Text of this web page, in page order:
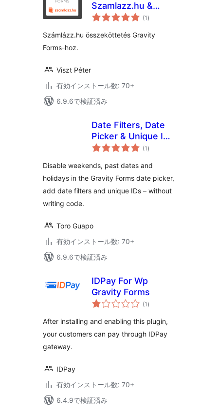
Szamlazz.hu &
Gravity Forms
(1 個
の
価
)
Számlázz.hu összeköttetés Gravity
Forms-hoz.
Viszt Péter
有効インストール数: 70+
6.9.6で検証済み
Date Filters, Date
Picker & Unique IDs
for Gravity Forms –
(1 個
の
価
)
Disable weekends, past dates and
holidays in the Gravity Forms date picker,
add date filters and unique IDs – without
writing code.
Toro Guapo
有効インストール数: 70+
6.9.6で検証済み
IDPay For Wp
Gravity Forms
(1 個
の
価
)
After installing and enabling this plugin,
your customers can pay through IDPay
gateway.
IDPay
有効インストール数: 70+
6.4.9で検証済み